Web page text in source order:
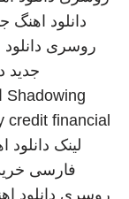
دانلود اهنگ
روسری
جدید
Shadowing
credit financial
لینک دانلود
فارسی
روسری دانلود